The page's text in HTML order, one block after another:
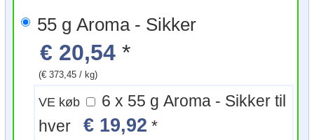
55 g Aroma - Sikker
€ 20,54 *
(€ 373,45 / kg)
VE køb
6 x 55 g Aroma - Sikker til
hver€ 19,92 *